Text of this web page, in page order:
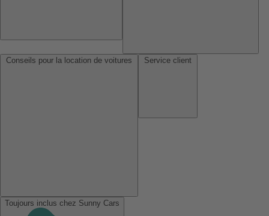
Toujours inclus chez Sunny Cars